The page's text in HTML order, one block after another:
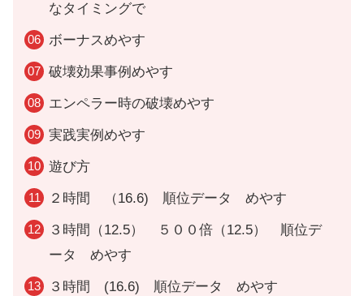
なタイミングで
ボーナスめやす
破壊効果事例めやす
エンペラー時の破壊めやす
実践実例めやす
遊び方
２時間 （16.6) 順位データ めやす
３時間（12.5） ５００倍（12.5） 順位デ
ータ めやす
３時間 (16.6) 順位データ めやす